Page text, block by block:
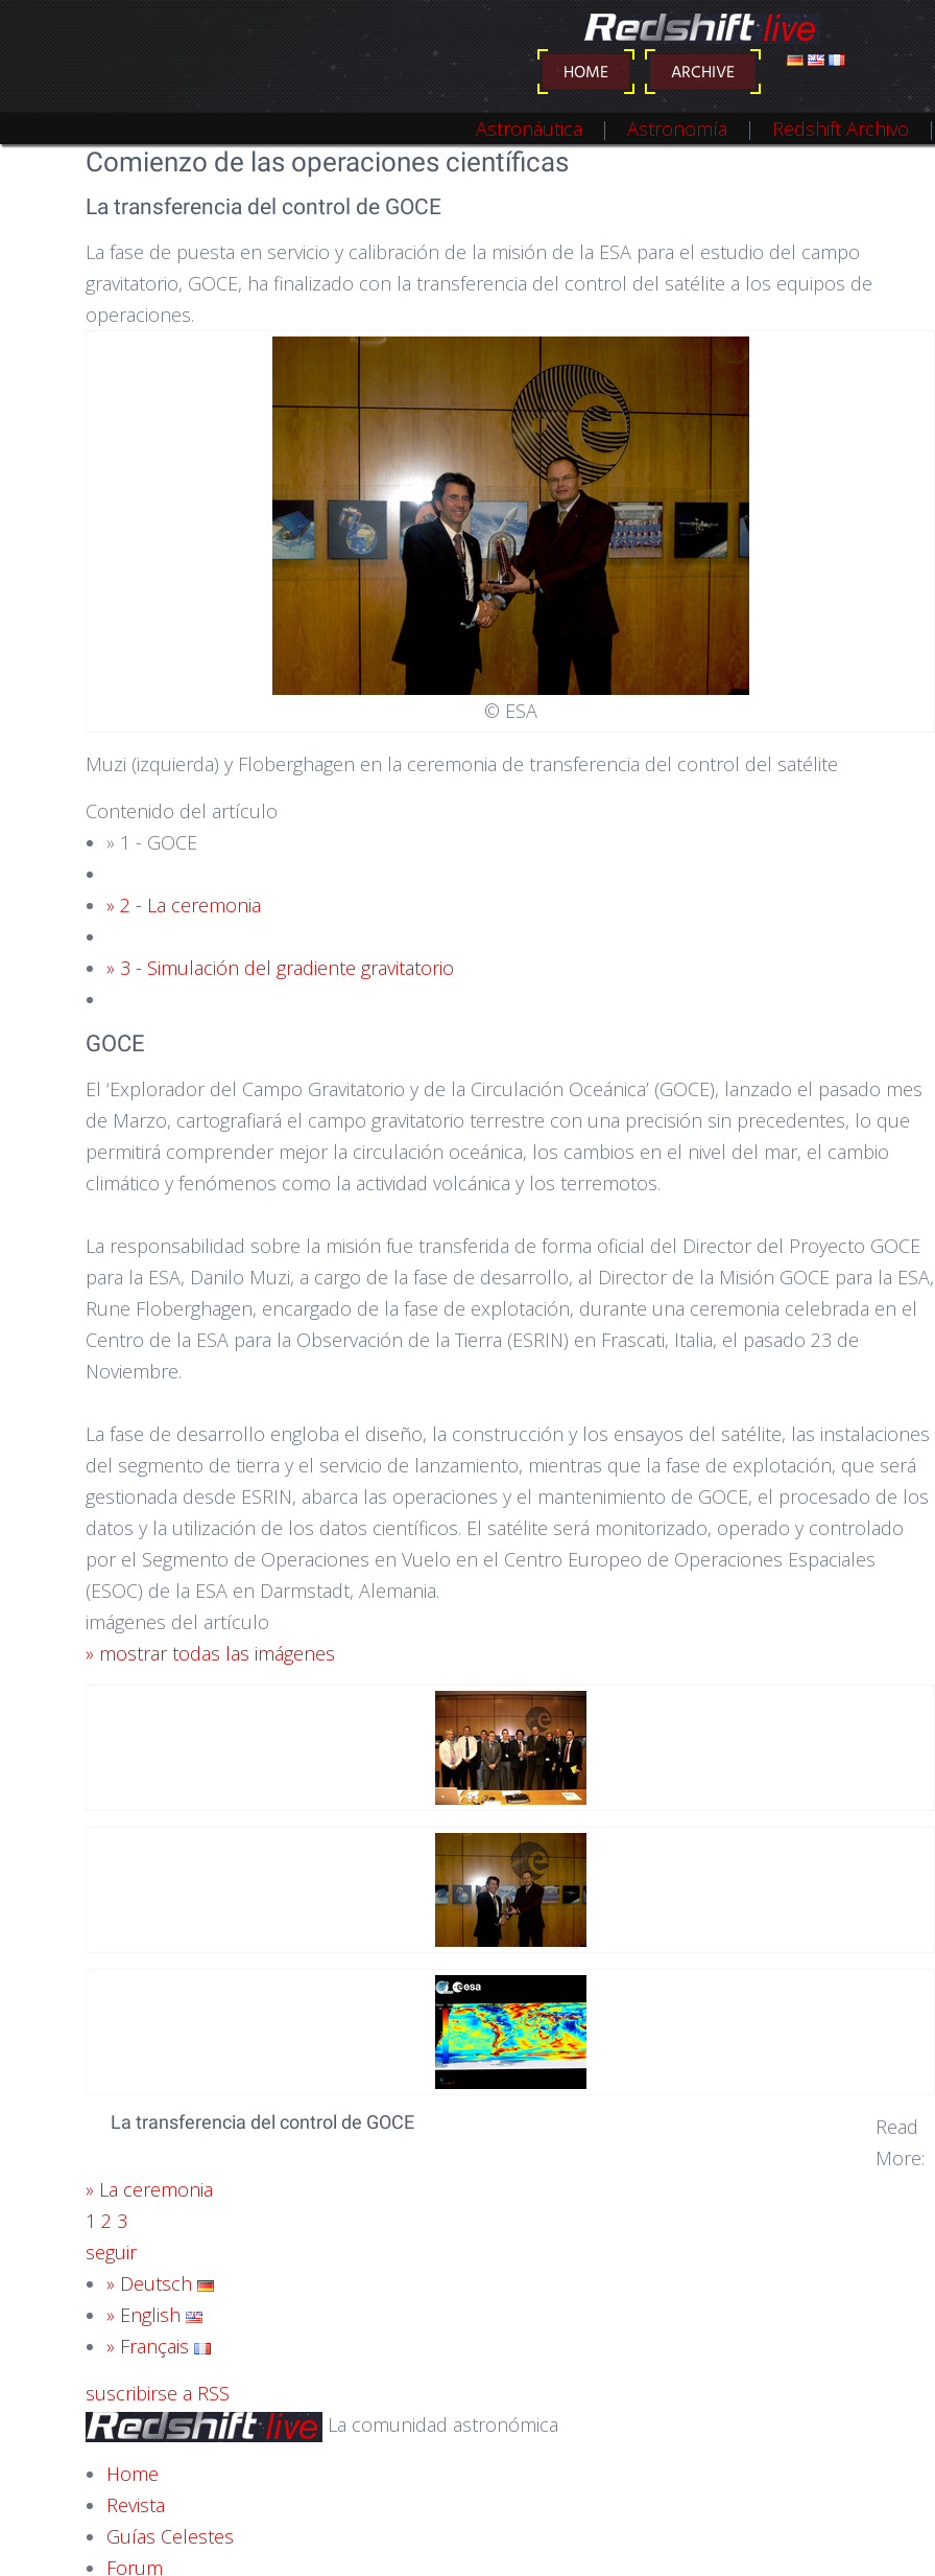
HOME ARCHIVE
DEUTSCH ENGLISH FRANÇAIS
Astronáutica Astronomía Redshift Archivo
Astronáutica Astronomía Redshift Archivo
Comienzo de las operaciones científicas
La transferencia del control de GOCE
La fase de puesta en servicio y calibración de la misión de la ESA para el estudio del campo
gravitatorio, GOCE, ha finalizado con la transferencia del control del satélite a los equipos de
operaciones.
© ESA
Muzi (izquierda) y Floberghagen en la ceremonia de transferencia del control del satélite
Contenido del artículo
» 1 - GOCE
» 2 - La ceremonia
» 3 - Simulación del gradiente gravitatorio
GOCE
El ‘Explorador del Campo Gravitatorio y de la Circulación Oceánica’ (GOCE), lanzado el pasado mes
de Marzo, cartografiará el campo gravitatorio terrestre con una precisión sin precedentes, lo que
permitirá comprender mejor la circulación oceánica, los cambios en el nivel del mar, el cambio
climático y fenómenos como la actividad volcánica y los terremotos.
La responsabilidad sobre la misión fue transferida de forma oficial del Director del Proyecto GOCE
para la ESA, Danilo Muzi, a cargo de la fase de desarrollo, al Director de la Misión GOCE para la ESA,
Rune Floberghagen, encargado de la fase de explotación, durante una ceremonia celebrada en el
Centro de la ESA para la Observación de la Tierra (ESRIN) en Frascati, Italia, el pasado 23 de
Noviembre.
La fase de desarrollo engloba el diseño, la construcción y los ensayos del satélite, las instalaciones
del segmento de tierra y el servicio de lanzamiento, mientras que la fase de explotación, que será
gestionada desde ESRIN, abarca las operaciones y el mantenimiento de GOCE, el procesado de los
datos y la utilización de los datos científicos. El satélite será monitorizado, operado y controlado
por el Segmento de Operaciones en Vuelo en el Centro Europeo de Operaciones Espaciales
(ESOC) de la ESA en Darmstadt, Alemania.
imágenes del artículo
» mostrar todas las imágenes
La transferencia del control de GOCE
Read
More:
» La ceremonia
1 2 3
seguir
» Deutsch
» English
» Français
suscribirse a RSS
La comunidad astronómica
Home
Revista
Guías Celestes
Forum